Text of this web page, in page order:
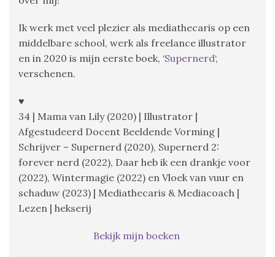
Ik werk met veel plezier als mediathecaris op een
middelbare school, werk als freelance illustrator
en in 2020 is mijn eerste boek, ‘Supernerd‘,
verschenen.
♥
34 | Mama van Lily (2020) | Illustrator |
Afgestudeerd Docent Beeldende Vorming |
Schrijver – Supernerd (2020), Supernerd 2:
forever nerd (2022), Daar heb ik een drankje voor
(2022), Wintermagie (2022) en Vloek van vuur en
schaduw (2023) | Mediathecaris & Mediacoach |
Lezen | hekserij
Bekijk mijn boeken